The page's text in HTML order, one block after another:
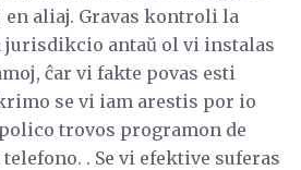
aliaj. Gravas kontroli la
jurisdikcio antaŭ ol vi instalas
ĉar vi fakte povas esti
se vi iam arestis por io
trovos programon de
. Se vi efektive suferas